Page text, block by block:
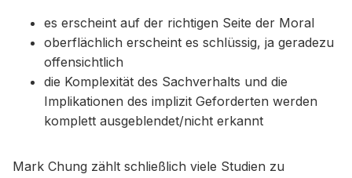
es erscheint auf der richtigen Seite der Moral
oberflächlich erscheint es schlüssig, ja geradezu
offensichtlich
die Komplexität des Sachverhalts und die
Implikationen des implizit Geforderten werden
komplett ausgeblendet/nicht erkannt
Mark Chung zählt schließlich viele Studien zu